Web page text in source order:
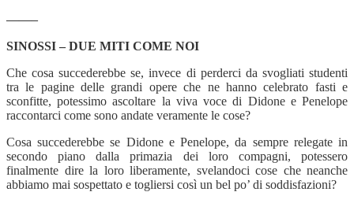
——–
SINOSSI – DUE MITI COME NOI
Che cosa succederebbe se, invece di perderci da svogliati studenti
tra le pagine delle grandi opere che ne hanno celebrato fasti e
sconfitte, potessimo ascoltare la viva voce di Didone e Penelope
raccontarci come sono andate veramente le cose?
Cosa succederebbe se Didone e Penelope, da sempre relegate in
secondo piano dalla primazia dei loro compagni, potessero
finalmente dire la loro liberamente, svelandoci cose che neanche
abbiamo mai sospettato e togliersi così un bel po’ di soddisfazioni?